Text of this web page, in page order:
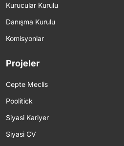
Kurucular Kurulu
Danışma Kurulu
Komisyonlar
Projeler
Cepte Meclis
Poolitick
Siyasi Kariyer
Siyasi CV